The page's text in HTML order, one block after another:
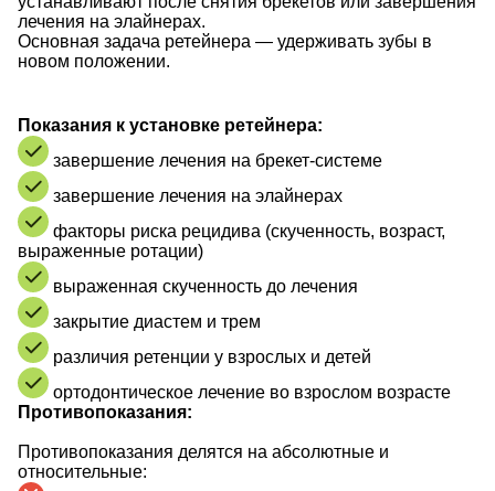
лечения на элайнерах.
Основная задача ретейнера — удерживать зубы в
новом положении.
Показания к установке ретейнера:
завершение лечения на брекет-системе
завершение лечения на элайнерах
факторы риска рецидива (скученность, возраст,
выраженные ротации)
выраженная скученность до лечения
закрытие диастем и трем
различия ретенции у взрослых и детей
ортодонтическое лечение во взрослом возрасте
Противопоказания:
Противопоказания делятся на абсолютные и
относительные: